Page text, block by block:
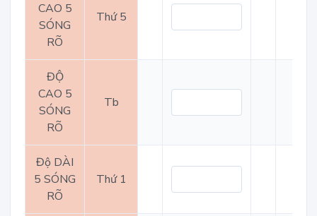
CAO 5
SÓNG
RÕ
Thứ 5
ĐỘ
CAO 5
SÓNG
RÕ
Tb
Độ DÀI
5 SÓNG
RÕ
Thứ 1